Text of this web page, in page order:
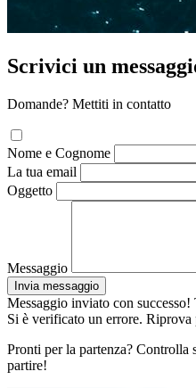
Scrivici un
Domande? Mettiti in contatto
Nome e Cognome
La tua email
Oggetto
Messaggio
Invia messaggio
Messaggio inviato con
Si è verificato un errore. Riprova
Pronti per la partenza? Controlla
partire!